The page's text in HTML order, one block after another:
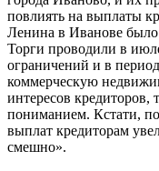
повлиять на выплаты
Ленина в Иванове было
Торги проводили в
ограничений и в
коммерческую
интересов кредиторов,
пониманием. Кстати,
выплат кредиторам
смешно».